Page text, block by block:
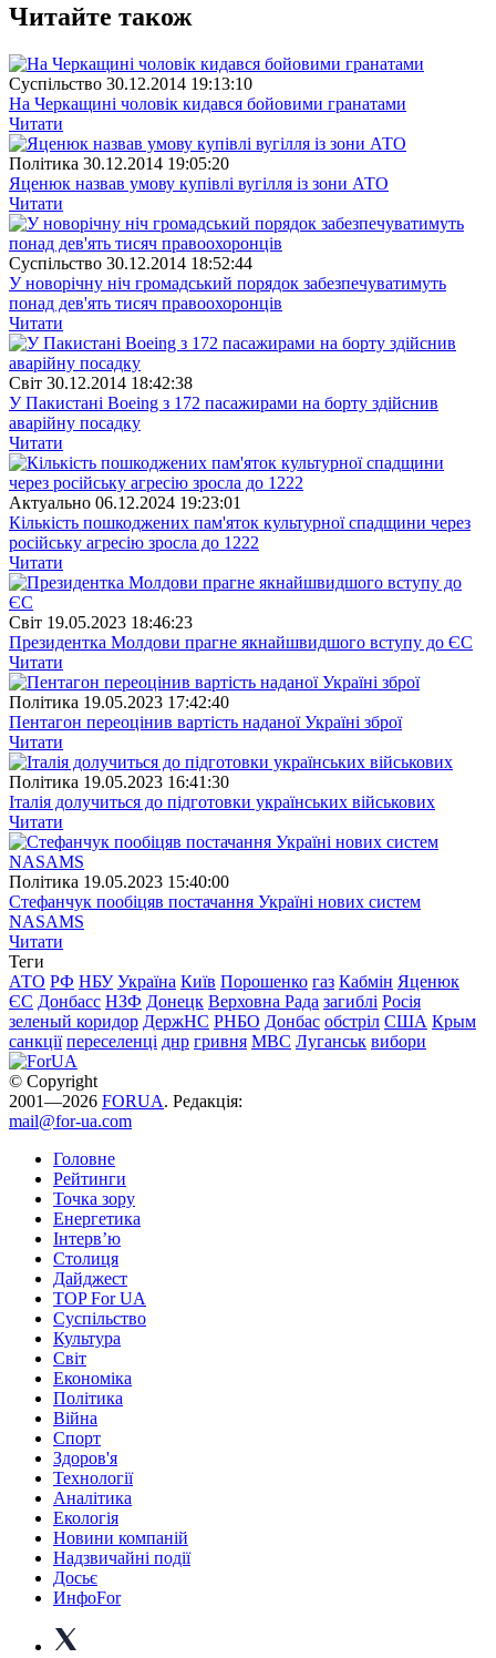
Читайте також
Суспiльство 30.12.2014 19:13:10
На Черкащині чоловік кидався бойовими гранатами
Читати
Полiтика 30.12.2014 19:05:20
Яценюк назвав умову купівлі вугілля із зони АТО
Читати
Суспiльство 30.12.2014 18:52:44
У новорічну ніч громадський порядок забезпечуватимуть
понад дев'ять тисяч правоохоронців
Читати
Свiт 30.12.2014 18:42:38
У Пакистані Boeing з 172 пасажирами на борту здійснив
аварійну посадку
Читати
Актуально 06.12.2024 19:23:01
Кількість пошкоджених пам'яток культурної спадщини через
російську агресію зросла до 1222
Читати
Свiт 19.05.2023 18:46:23
Президентка Молдови прагне якнайшвидшого вступу до ЄС
Читати
Полiтика 19.05.2023 17:42:40
Пентагон переоцінив вартість наданої Україні зброї
Читати
Полiтика 19.05.2023 16:41:30
Італія долучиться до підготовки українських військових
Читати
Полiтика 19.05.2023 15:40:00
Стефанчук пообіцяв постачання Україні нових систем
NASAMS
Читати
Теги
АТО РФ НБУ Україна Київ Порошенко газ Кабмін Яценюк
ЄС Донбасс НЗФ Донецк Верховна Рада загиблі Росія
зеленый коридор ДержНС РНБО Донбас обстріл США Крым
санкції переселенці днр гривня МВС Луганськ вибори
© Copyright
2001—2026 FORUA. Редакція:
mail@for-ua.com
Головне
Рейтинги
Точка зору
Енергетика
Інтерв’ю
Столиця
Дайджест
TOP For UA
Суспiльство
Культура
Світ
Економіка
Політика
Війна
Спорт
Здоров'я
Технології
Аналітика
Екологія
Новини компаній
Надзвичайні події
Досьє
ИнфоFor